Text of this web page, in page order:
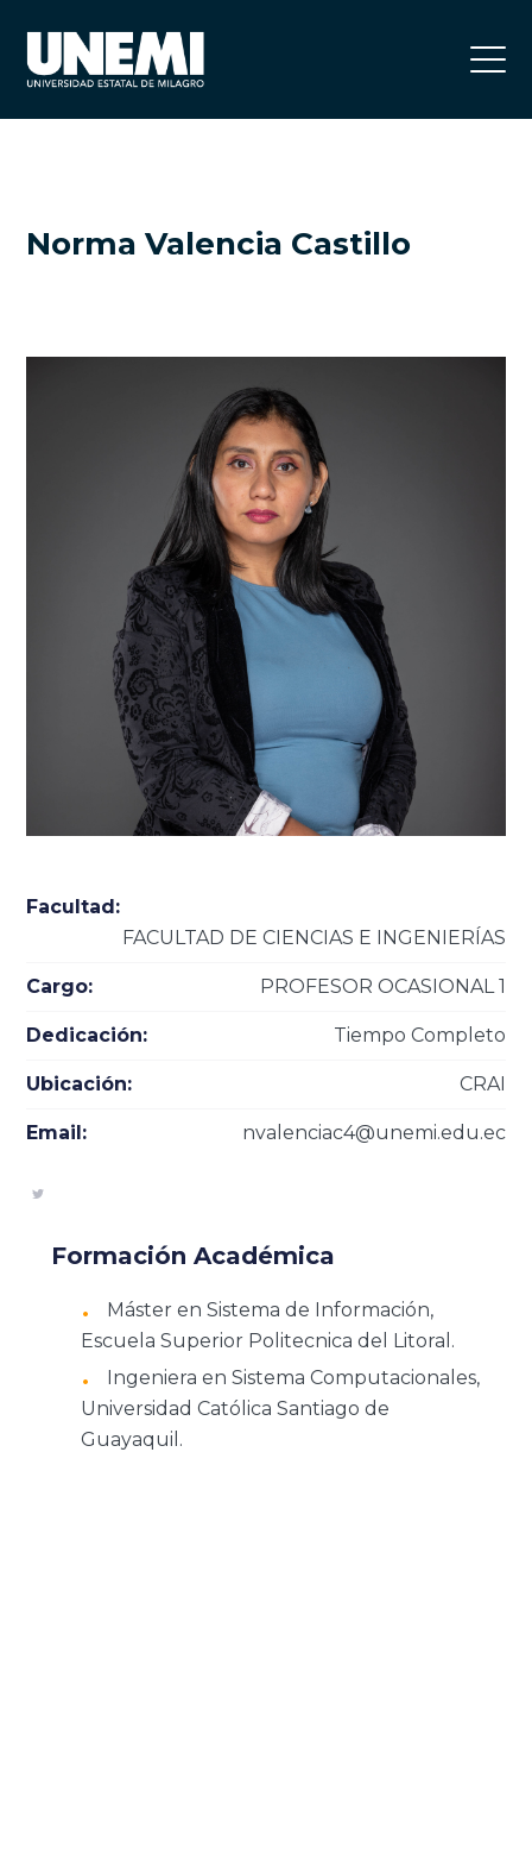
Norma Valencia Castillo
Facultad:
FACULTAD DE CIENCIAS E INGENIERÍAS
Cargo: PROFESOR OCASIONAL 1
Dedicación: Tiempo Completo
Ubicación: CRAI
Email: nvalenciac4@unemi.edu.ec
Formación Académica
Máster en Sistema de Información,
Escuela Superior Politecnica del Litoral.
Ingeniera en Sistema Computacionales,
Universidad Católica Santiago de
Guayaquil.